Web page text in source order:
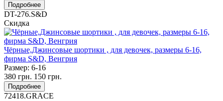
Подробнее
DT-276.S&D
Скидка
Чёрные,Джинсовые шортики , для девочек, размеры 6-16,
фирма S&D, Венгрия
Размер: 6-16
380 грн. 150 грн.
Подробнее
72418.GRACE